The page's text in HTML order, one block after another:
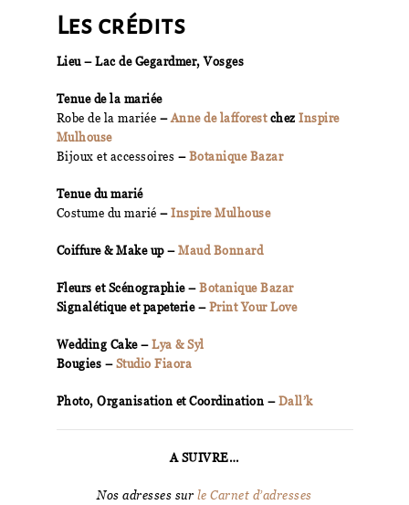
Les crédits
Lieu – Lac de Gegardmer, Vosges
Tenue de la mariée
Robe de la mariée –Anne de lafforestchez Inspire
Mulhouse
Bijoux et accessoires –Botanique Bazar
Tenue du marié
Costume du marié –Inspire Mulhouse
Coiffure & Make up –Maud Bonnard
Fleurs et Scénographie –Botanique Bazar
Signalétique et papeterie –Print Your Love
Wedding Cake –Lya & Syl
Bougies –Studio Fiaora
Photo, Organisation et Coordination –Dall’k
A SUIVRE…
Nos adresses sur le Carnet d’adresses